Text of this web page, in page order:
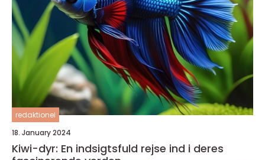
redaktionel
18. January 2024
Kiwi-dyr: En indsigtsfuld rejse ind i deres